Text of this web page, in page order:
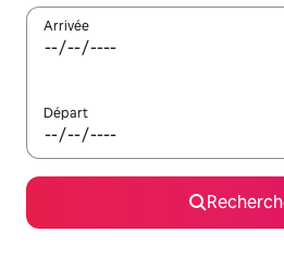
Arrivée
Départ